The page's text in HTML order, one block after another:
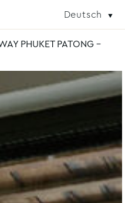
Deutsch
PHUKET PATONG -